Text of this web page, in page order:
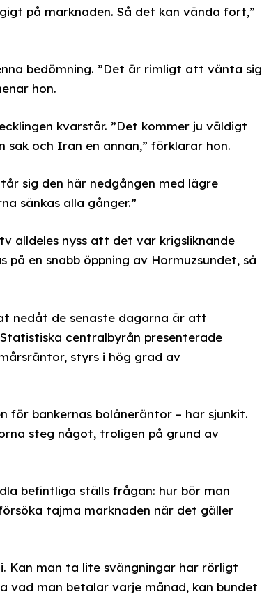
på marknaden. Så det kan vända fort,”
bedömning. ”Det är rimligt att vänta sig
hon.
kvarstår. ”Det kommer ju väldigt
sak och Iran en annan,” förklarar hon.
sig den här nedgången med lägre
sänkas alla gånger.”
alldeles nyss att det var krigsliknande
en snabb öppning av Hormuzsundet, så
nedåt de senaste dagarna är att
centralbyrån presenterade
styrs i hög grad av
för bankernas bolåneräntor – har sjunkit.
steg något, troligen på grund av
befintliga ställs frågan: hur bör man
tajma marknaden när det gäller
Kan man ta lite svängningar har rörligt
vad man betalar varje månad, kan bundet